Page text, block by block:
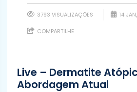
3793 VISUALIZAÇÕES 14
COMPARTILHE
Live – Dermatite
Abordagem Atual